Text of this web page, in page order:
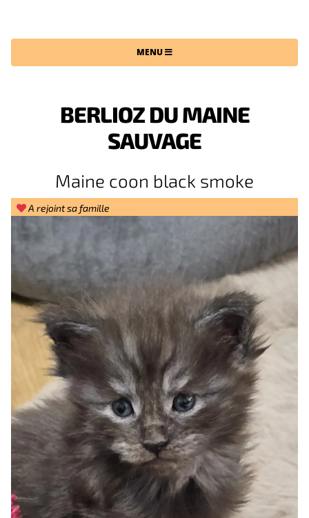
MENU
BERLIOZ DU MAINE
SAUVAGE
Maine coon black smoke
A rejoint sa famille